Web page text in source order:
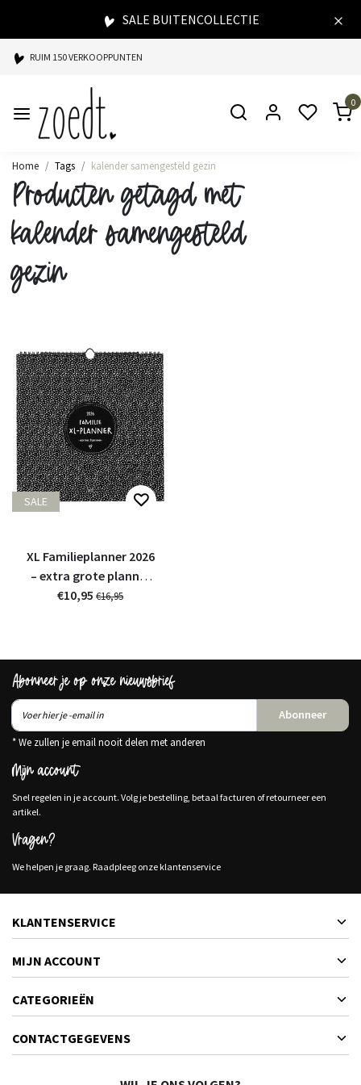
SALE BUITENCOLLECTIE
RUIM 150 VERKOOPPUNTEN
SPAARPUNTEN BIJ ELKE AANKOOP
SNELLE LEVERING
0
Home Tags kalender samengesteld gezin
Producten getagd met
kalender samengesteld
gezin
SALE
XL Familieplanner 2026
– extra grote planner
voor gezinnen
€10,95 €16,95
Abonneer je op onze nieuwsbrief
Abonneer
* We zullen je email nooit delen met anderen
Mijn account
Snel regelen in je account. Volg je bestelling, betaal facturen of retourneer een
artikel.
Vragen?
We helpen je graag. Raadpleeg onze klantenservice
KLANTENSERVICE
MIJN ACCOUNT
CATEGORIEËN
CONTACTGEGEVENS